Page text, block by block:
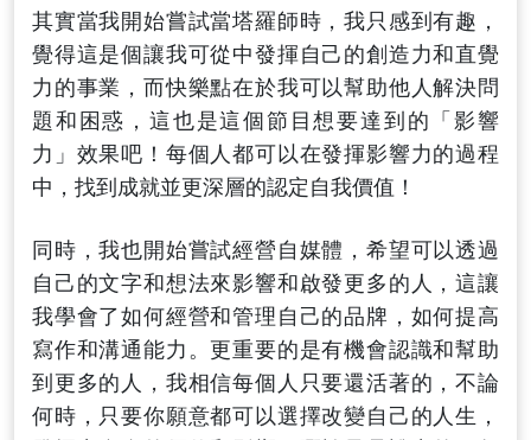
其實當我開始嘗試當塔羅師時，我只感到有趣，
覺得這是個讓我可從中發揮自己的創造力和直覺
力的事業，而快樂點在於我可以幫助他人解決問
題和困惑，這也是這個節目想要達到的「影響
力」效果吧！每個人都可以在發揮影響力的過程
中，找到成就並更深層的認定自我價值！
同時，我也開始嘗試經營自媒體，希望可以透過
自己的文字和想法來影響和啟發更多的人，這讓
我學會了如何經營和管理自己的品牌，如何提高
寫作和溝通能力。更重要的是有機會認識和幫助
到更多的人，我相信每個人只要還活著的，不論
何時，只要你願意都可以選擇改變自己的人生，